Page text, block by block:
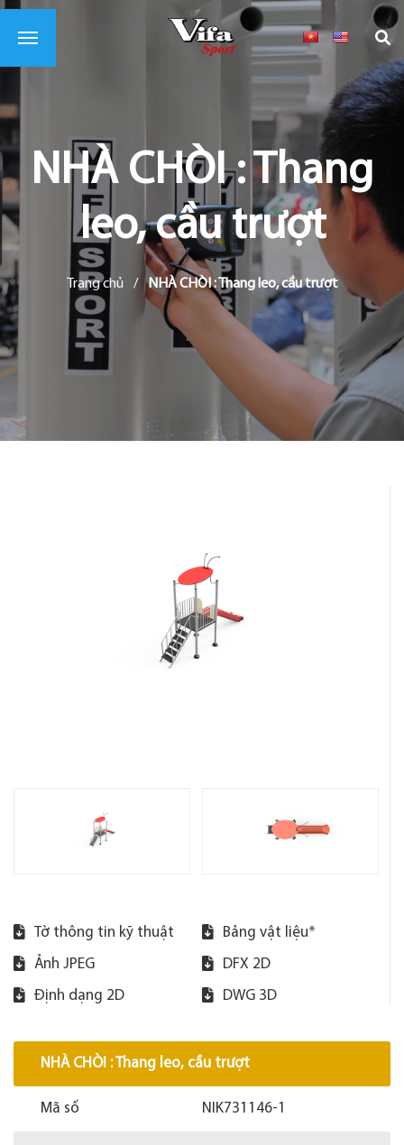
NHÀ CHÒI : Thang
leo, cầu trượt
Trang chủ / NHÀ CHÒI : Thang leo, cầu trượt
Tờ thông tin kỹ thuật Bảng vật liệu*
Ảnh JPEG DFX 2D
Định dạng 2D DWG 3D
NHÀ CHÒI : Thang leo, cầu trượt
Mã số NIK731146-1